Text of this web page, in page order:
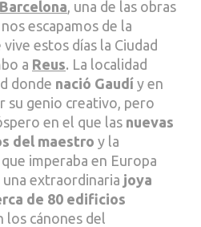
, una de las obras
escapamos de la
estos días la Ciudad
a Reus. La localidad
donde nació Gaudí y en
su genio creativo, pero
en el que las nuevas
del maestro y la
que imperaba en Europa
extraordinaria joya
de 80 edificios
los cánones del